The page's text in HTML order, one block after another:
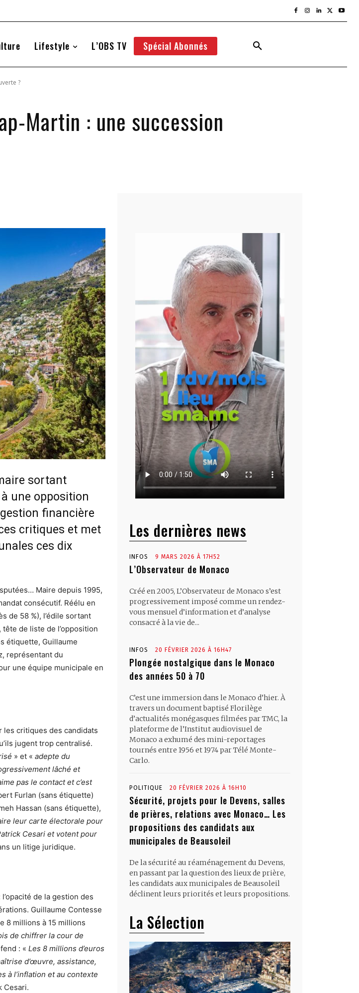
Lifestyle L’OBS TV Spécial Abonnés
?
Martin : une succession
sortant
une opposition
financière
critiques et met
ces dix
Maire depuis 1995,
consécutif. Réélu en
de 58 %), l’édile sortant
de liste de l’opposition
étiquette, Guillaume
représentant du
une équipe municipale en
les critiques des candidats
jugent trop centralisé.
» et « adepte du
lâché et
pas le contact et c’est
Furlan (sans étiquette)
Hassan (sans étiquette),
leur carte électorale pour
Cesari et votent pour
un litige juridique.
de la gestion des
Guillaume Contesse
8 millions à 15 millions
de chiffrer la cour de
: « Les 8 millions d’euros
d’œuvre, assistance,
à l’inflation et au contexte
Cesari.
Les dernières news
INFOS 9 MARS 2026 À 17H52
L’Observateur de Monaco
Créé en 2005, L’Observateur de Monaco s’est
progressivement imposé comme un rendez-
vous mensuel d’information et d’analyse
consacré à la vie de...
INFOS 20 FÉVRIER 2026 À 16H47
Plongée nostalgique dans le Monaco
des années 50 à 70
C’est une immersion dans le Monaco d’hier. À
travers un document baptisé Florilège
d’actualités monégasques filmées par TMC, la
plateforme de l’Institut audiovisuel de
Monaco a exhumé des mini-reportages
tournés entre 1956 et 1974 par Télé Monte-
Carlo.
POLITIQUE 20 FÉVRIER 2026 À 16H10
Sécurité, projets pour le Devens, salles
de prières, relations avec Monaco… Les
propositions des candidats aux
municipales de Beausoleil
De la sécurité au réaménagement du Devens,
en passant par la question des lieux de prière,
les candidats aux municipales de Beausoleil
déclinent leurs priorités et leurs propositions.
La Sélection